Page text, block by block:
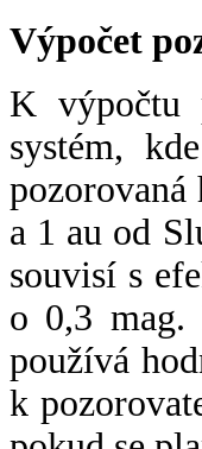
Výpočet
K výpočtu
systém, kde
pozorovaná
a 1 au od
souvisí s
o 0,3 mag.
používá
k